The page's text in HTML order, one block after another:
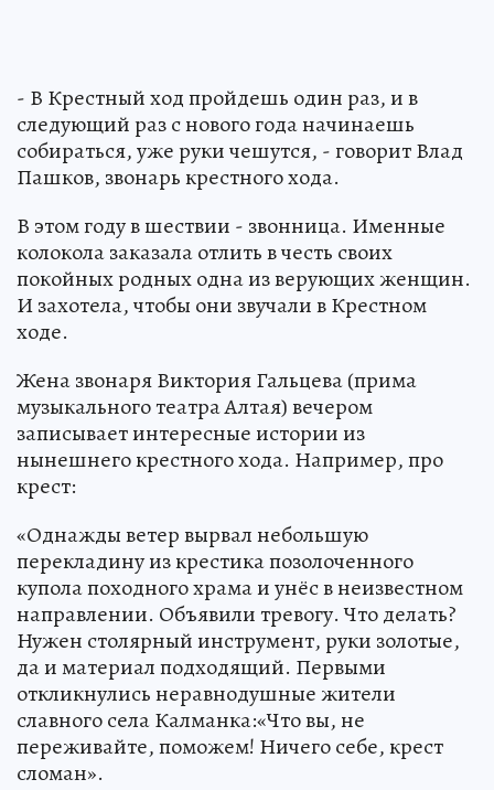
- В Крестный ход пройдешь один раз, и в
следующий раз с нового года начинаешь
собираться, уже руки чешутся, - говорит Влад
Пашков, звонарь крестного хода.
В этом году в шествии - звонница. Именные
колокола заказала отлить в честь своих
покойных родных одна из верующих женщин.
И захотела, чтобы они звучали в Крестном
ходе.
Жена звонаря Виктория Гальцева (прима
музыкального театра Алтая) вечером
записывает интересные истории из
нынешнего крестного хода. Например, про
крест:
«Однажды ветер вырвал небольшую
перекладину из крестика позолоченного
купола походного храма и унёс в неизвестном
направлении. Объявили тревогу. Что делать?
Нужен столярный инструмент, руки золотые,
да и материал подходящий. Первыми
откликнулись неравнодушные жители
славного села Калманка:«Что вы, не
переживайте, поможем! Ничего себе, крест
сломан».